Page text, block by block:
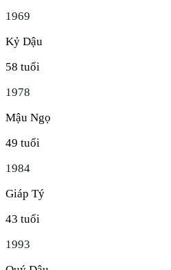
1969
Kỷ Dậu
58 tuổi
1978
Mậu Ngọ
49 tuổi
1984
Giáp Tý
43 tuổi
1993